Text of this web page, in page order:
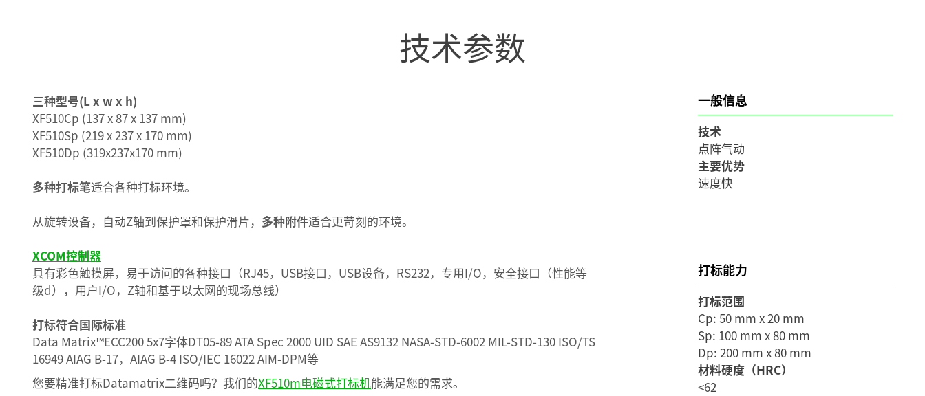
技术参数
三种型号(L x w x h)
XF510Cp (137 x 87 x 137 mm)
XF510Sp (219 x 237 x 170 mm)
XF510Dp (319x237x170 mm)
多种打标笔适合各种打标环境。
从旋转设备，自动Z轴到保护罩和保护滑片， 多种附件适合更苛刻的环境。
XCOM控制器
具有彩色触摸屏，易于访问的各种接口（RJ45，USB接口，USB设备，RS232，专用I/O，安全接口（性能等
级d），用户I/O，Z轴和基于以太网的现场总线）
打标符合国际标准
Data Matrix™ECC200 5x7字体DT05-89 ATA Spec 2000 UID SAE AS9132 NASA-STD-6002 MIL-STD-130 ISO/TS
16949 AIAG B-17，AIAG B-4 ISO/IEC 16022 AIM-DPM等
您要精准打标Datamatrix二维码吗？我们的XF510m电磁式打标机能满足您的需求。
一般信息
技术
点阵气动
主要优势
速度快
打标能力
打标范围
Cp: 50 mm x 20 mm
Sp: 100 mm x 80 mm
Dp: 200 mm x 80 mm
材料硬度（HRC）
<62